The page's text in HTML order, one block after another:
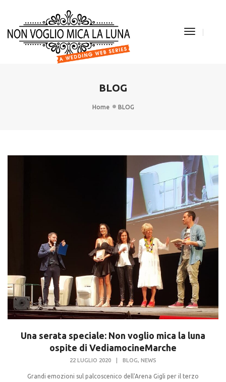
Toggle
BLOG
Home BLOG
Una serata speciale: Non voglio mica la luna
ospite di VediamocineMarche
22 LUGLIO 2020 BLOG NEWS
Grandi emozioni sul palcoscenico dell'Arena Gigli per il terzo